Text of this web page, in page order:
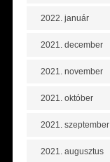
2022. január
2021. december
2021. november
2021. október
2021. szeptember
2021. augusztus